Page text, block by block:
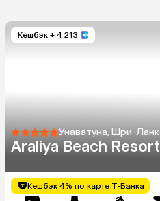
Кешбэк + 4 213
Унаватуна, Шри-
Araliya Beach
Кешбэк 4% по карте Т-Банка